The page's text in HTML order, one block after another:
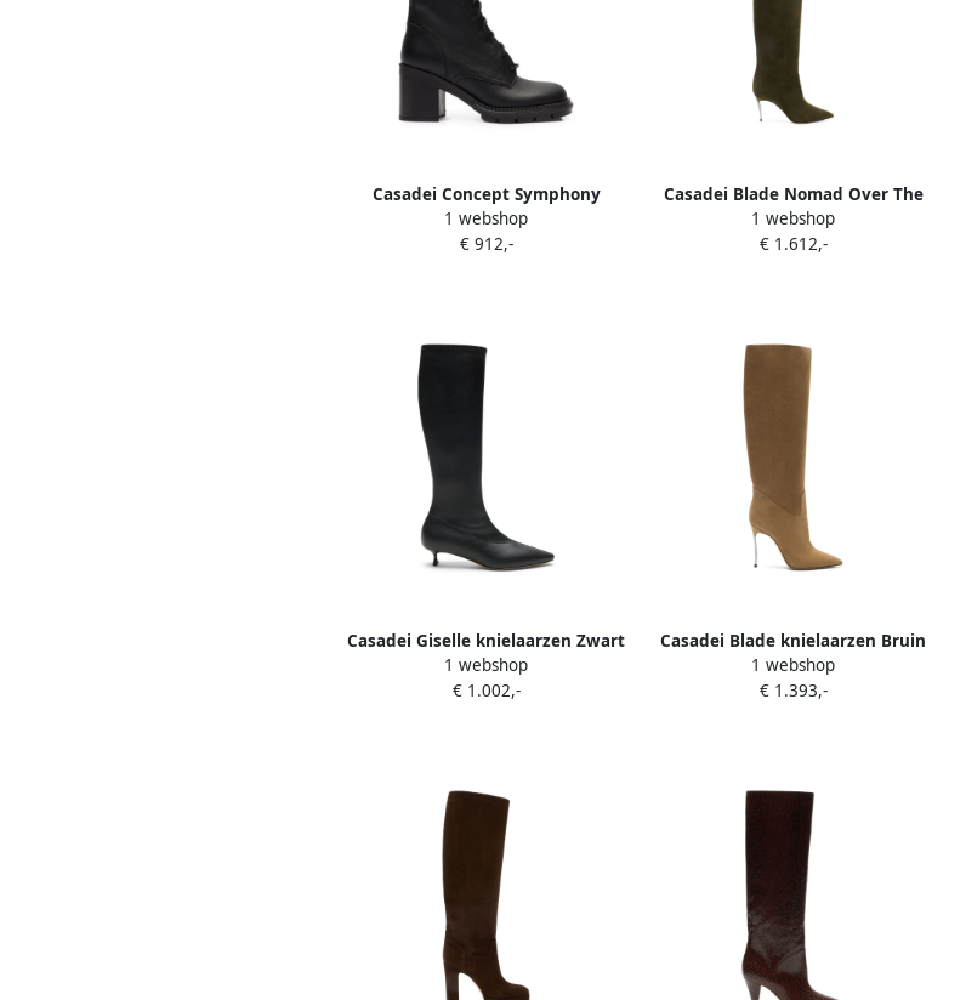
Casadei Concept Symphony
combat boots met veters Zwart
1 webshop
€ 912,-
Casadei Blade Nomad Over The
Knee laarzen Groen
1 webshop
€ 1.612,-
Casadei Giselle knielaarzen Zwart
1 webshop
€ 1.002,-
Casadei Blade knielaarzen Bruin
1 webshop
€ 1.393,-